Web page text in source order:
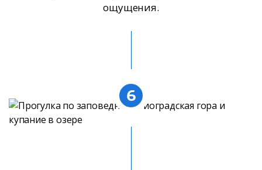
ощущения.
6